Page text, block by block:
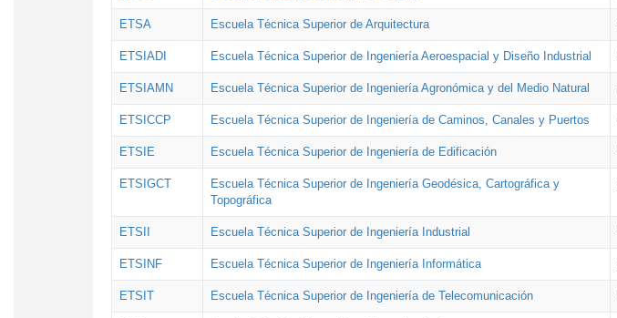
ETSA Escuela Técnica Superior de Arquitectura
ETSIADI Escuela Técnica Superior de Ingeniería Aeroespacial y Diseño Industrial
ETSIAMN Escuela Técnica Superior de Ingeniería Agronómica y del Medio Natural
ETSICCP Escuela Técnica Superior de Ingeniería de Caminos, Canales y Puertos
ETSIE Escuela Técnica Superior de Ingeniería de Edificación
ETSIGCT
Escuela Técnica Superior de Ingeniería Geodésica, Cartográfica y
Topográfica
ETSII Escuela Técnica Superior de Ingeniería Industrial
ETSINF Escuela Técnica Superior de Ingeniería Informática
ETSIT Escuela Técnica Superior de Ingeniería de Telecomunicación